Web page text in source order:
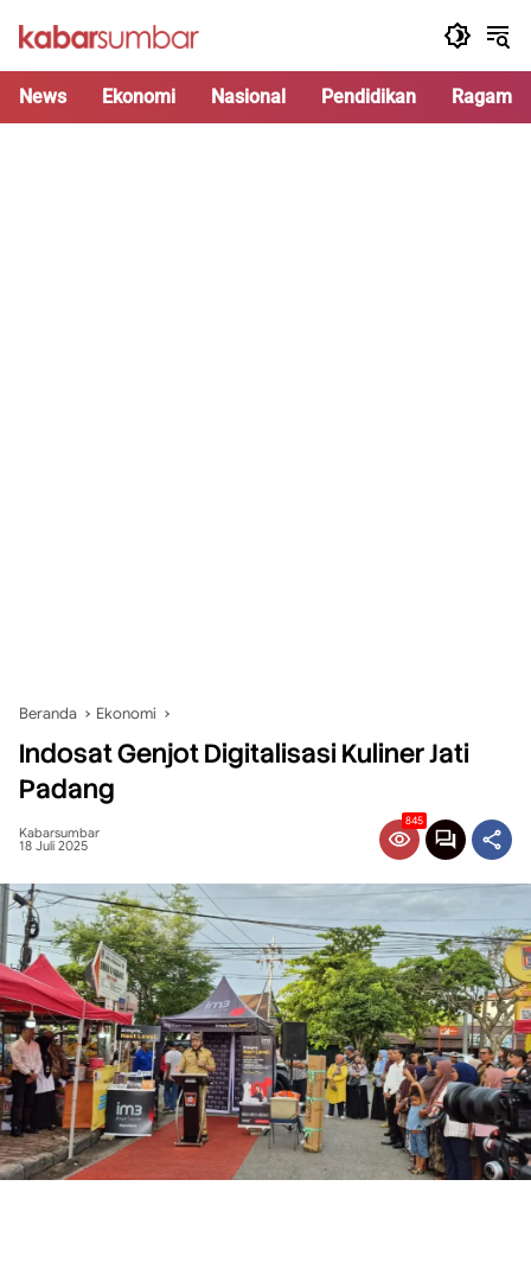
News Ekonomi Nasional Pendidikan Ragam
Beranda Ekonomi
Indosat Genjot Digitalisasi Kuliner Jati
Padang
Kabarsumbar
18 Juli 2025
845